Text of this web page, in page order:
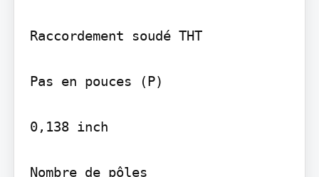
Raccordement soudé THT
Pas en pouces (P)
0,138 inch
Nombre de pôles